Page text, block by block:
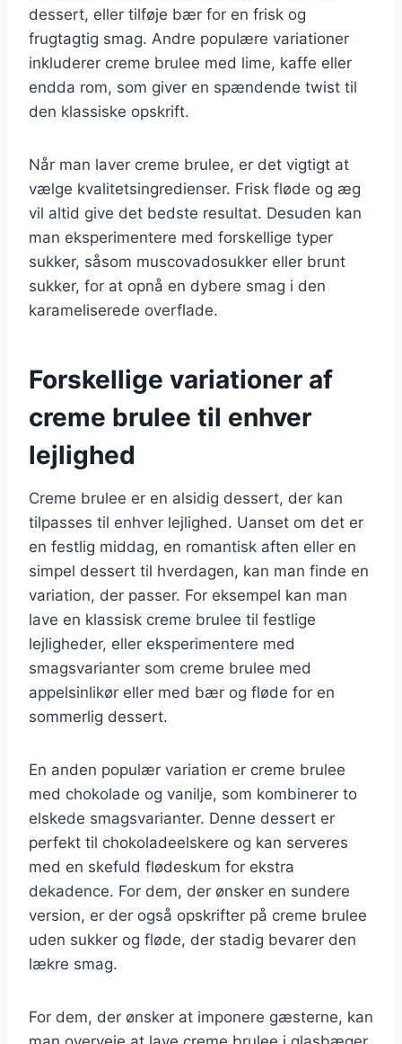
dessert, eller tilføje bær for en frisk og
frugtagtig smag. Andre populære variationer
inkluderer creme brulee med lime, kaffe eller
endda rom, som giver en spændende twist til
den klassiske opskrift.
Når man laver creme brulee, er det vigtigt at
vælge kvalitetsingredienser. Frisk fløde og æg
vil altid give det bedste resultat. Desuden kan
man eksperimentere med forskellige typer
sukker, såsom muscovadosukker eller brunt
sukker, for at opnå en dybere smag i den
karameliserede overflade.
Forskellige variationer af
creme brulee til enhver
lejlighed
Creme brulee er en alsidig dessert, der kan
tilpasses til enhver lejlighed. Uanset om det er
en festlig middag, en romantisk aften eller en
simpel dessert til hverdagen, kan man finde en
variation, der passer. For eksempel kan man
lave en klassisk creme brulee til festlige
lejligheder, eller eksperimentere med
smagsvarianter som creme brulee med
appelsinlikør eller med bær og fløde for en
sommerlig dessert.
En anden populær variation er creme brulee
med chokolade og vanilje, som kombinerer to
elskede smagsvarianter. Denne dessert er
perfekt til chokoladeelskere og kan serveres
med en skefuld flødeskum for ekstra
dekadence. For dem, der ønsker en sundere
version, er der også opskrifter på creme brulee
uden sukker og fløde, der stadig bevarer den
lækre smag.
For dem, der ønsker at imponere gæsterne, kan